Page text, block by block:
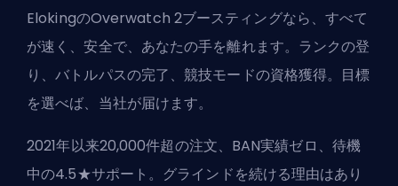
ElokingのOverwatch 2ブースティングなら、すべて
が速く、安全で、あなたの手を離れます。ランクの登
り、バトルパスの完了、競技モードの資格獲得。目標
を選べば、当社が届けます。
2021年以来20,000件超の注文、BAN実績ゼロ、待機
中の4.5★サポート。グラインドを続ける理由はあり